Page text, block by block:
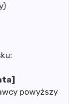
powyższy